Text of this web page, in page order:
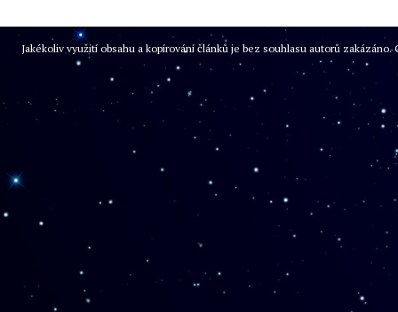
Jakékoliv využití obsahu a kopírování článků je bez souhlasu autorů